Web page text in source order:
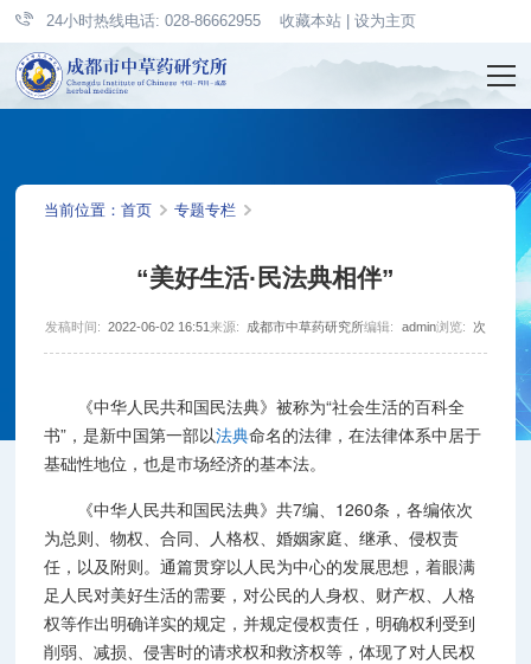
24小时热线电话: 028-86662955 收藏本站 设为主页
当前位置：首页 专题专栏
“美好生活·民法典相伴”
发稿时间: 2022-06-02 16:51 来源: 成都市中草药研究所编辑: admin浏览: 次
《中华人民共和国民法典》被称为“社会生活的百科全
书”，是新中国第一部以法典命名的法律，在法律体系中居于
基础性地位，也是市场经济的基本法。
《中华人民共和国民法典》共7编、1260条，各编依次
为总则、物权、合同、人格权、婚姻家庭、继承、侵权责
任，以及附则。通篇贯穿以人民为中心的发展思想，着眼满
足人民对美好生活的需要，对公民的人身权、财产权、人格
权等作出明确详实的规定，并规定侵权责任，明确权利受到
削弱、减损、侵害时的请求权和救济权等，体现了对人民权